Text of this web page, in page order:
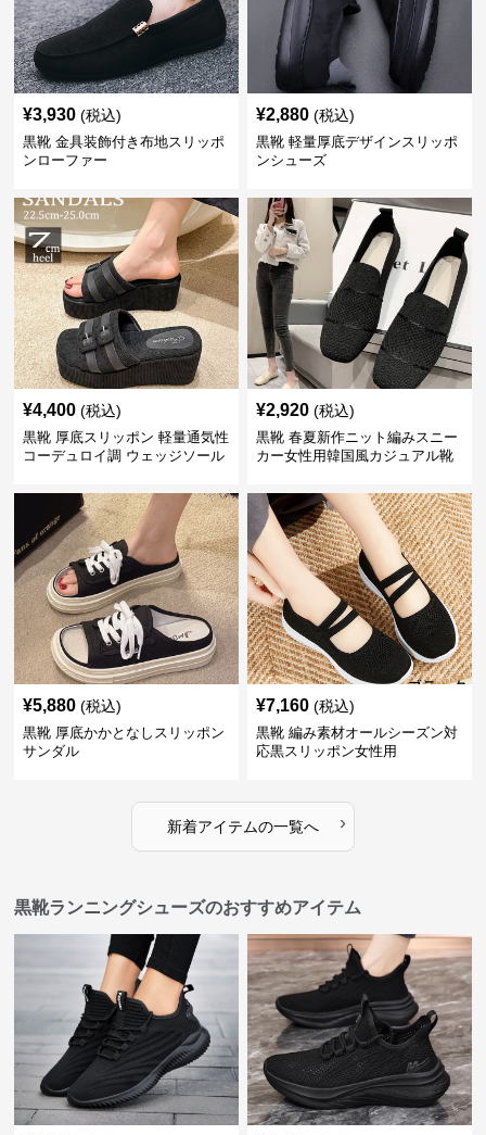
¥3,930 (税込)
黒靴 金具装飾付き布地スリッポ
ンローファー
¥2,880 (税込)
黒靴 軽量厚底デザインスリッポ
ンシューズ
¥4,400 (税込)
黒靴 厚底スリッポン 軽量通気性
コーデュロイ調 ウェッジソール
¥2,920 (税込)
黒靴 春夏新作ニット編みスニー
カー女性用韓国風カジュアル靴
¥5,880 (税込)
黒靴 厚底かかとなしスリッポン
サンダル
¥7,160 (税込)
黒靴 編み素材オールシーズン対
応黒スリッポン女性用
新着アイテムの一覧へ ›
黒靴ランニングシューズのおすすめアイテム